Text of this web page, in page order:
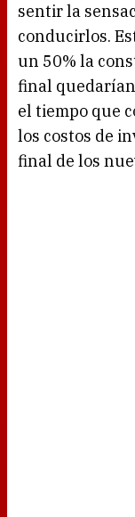
sentir la
conducirlos.
un 50% la
final
el tiempo que
los costos de
final de los